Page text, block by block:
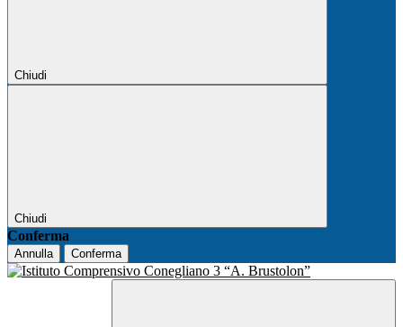
Chiudi
Chiudi
Conferma
Annulla Conferma